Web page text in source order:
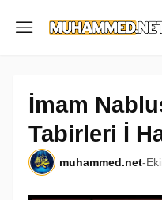
İmam
Tabirleri İ
muhammed.net-